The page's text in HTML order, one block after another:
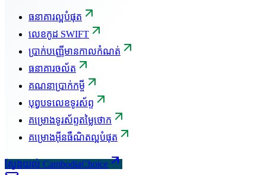
ធនាគារល្អបំផុត
លេខកូដ SWIFT
ប្រាក់បញ្ញើមានកាលកំណត់
ធនាគារចល័ត
គណនាប្រាក់កម្ចី
បុព្វបទលេខទូរស័ព្ទ
គម្រោងទូរស័ព្ទតម្លៃថោក
គម្រោងអ៊ីនធឺណិតល្អបំផុត
ស្វែងយល់ CambodiaChoice